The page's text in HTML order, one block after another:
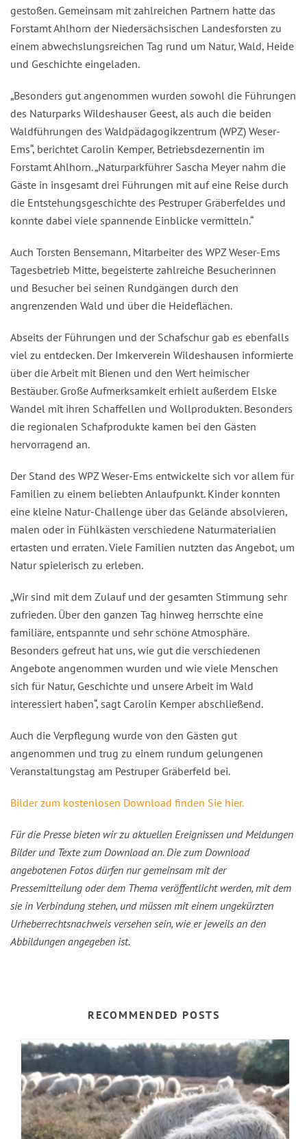
gestoßen. Gemeinsam mit zahlreichen Partnern hatte das
Forstamt Ahlhorn der Niedersächsischen Landesforsten zu
einem abwechslungsreichen Tag rund um Natur, Wald, Heide
und Geschichte eingeladen.
„Besonders gut angenommen wurden sowohl die Führungen
des Naturparks Wildeshauser Geest, als auch die beiden
Waldführungen des Waldpädagogikzentrum (WPZ) Weser-
Ems“, berichtet Carolin Kemper, Betriebsdezernentin im
Forstamt Ahlhorn. „Naturparkführer Sascha Meyer nahm die
Gäste in insgesamt drei Führungen mit auf eine Reise durch
die Entstehungsgeschichte des Pestruper Gräberfeldes und
konnte dabei viele spannende Einblicke vermitteln.“
Auch Torsten Bensemann, Mitarbeiter des WPZ Weser-Ems
Tagesbetrieb Mitte, begeisterte zahlreiche Besucherinnen
und Besucher bei seinen Rundgängen durch den
angrenzenden Wald und über die Heideflächen.
Abseits der Führungen und der Schafschur gab es ebenfalls
viel zu entdecken. Der Imkerverein Wildeshausen informierte
über die Arbeit mit Bienen und den Wert heimischer
Bestäuber. Große Aufmerksamkeit erhielt außerdem Elske
Wandel mit ihren Schaffellen und Wollprodukten. Besonders
die regionalen Schafprodukte kamen bei den Gästen
hervorragend an.
Der Stand des WPZ Weser-Ems entwickelte sich vor allem für
Familien zu einem beliebten Anlaufpunkt. Kinder konnten
eine kleine Natur-Challenge über das Gelände absolvieren,
malen oder in Fühlkästen verschiedene Naturmaterialien
ertasten und erraten. Viele Familien nutzten das Angebot, um
Natur spielerisch zu erleben.
„Wir sind mit dem Zulauf und der gesamten Stimmung sehr
zufrieden. Über den ganzen Tag hinweg herrschte eine
familiäre, entspannte und sehr schöne Atmosphäre.
Besonders gefreut hat uns, wie gut die verschiedenen
Angebote angenommen wurden und wie viele Menschen
sich für Natur, Geschichte und unsere Arbeit im Wald
interessiert haben“, sagt Carolin Kemper abschließend.
Auch die Verpflegung wurde von den Gästen gut
angenommen und trug zu einem rundum gelungenen
Veranstaltungstag am Pestruper Gräberfeld bei.
Bilder zum kostenlosen Download finden Sie hier.
Für die Presse bieten wir zu aktuellen Ereignissen und Meldungen
Bilder und Texte zum Download an. Die zum Download
angebotenen Fotos dürfen nur gemeinsam mit der
Pressemitteilung oder dem Thema veröffentlicht werden, mit dem
sie in Verbindung stehen, und müssen mit einem ungekürzten
Urheberrechtsnachweis versehen sein, wie er jeweils an den
Abbildungen angegeben ist.
RECOMMENDED POSTS